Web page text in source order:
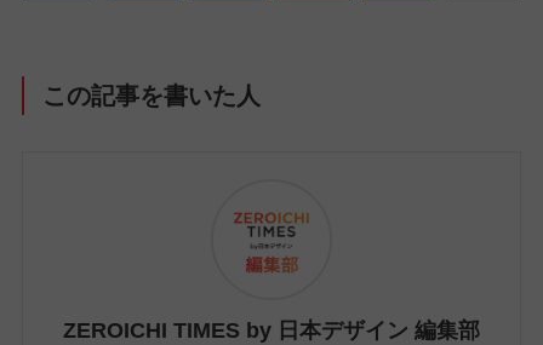
この記事を書いた人
ZEROICHI TIMES by 日本デザイン 編集部